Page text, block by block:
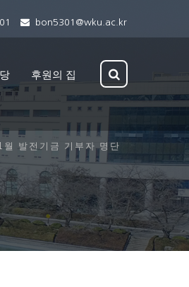
bon5301@wku.ac.kr
후원의 집
발전기금 기부자 명단